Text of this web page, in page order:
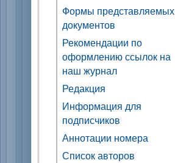
Формы представляемых
документов
Рекомендации по
оформлению ссылок на
наш журнал
Редакция
Информация для
подписчиков
Аннотации номера
Список авторов